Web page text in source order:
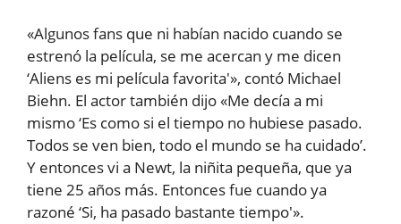
«Algunos fans que ni habían nacido cuando se
estrenó la película, se me acercan y me dicen
‘Aliens es mi película favorita'», contó Michael
Biehn. El actor también dijo «Me decía a mi
mismo ‘Es como si el tiempo no hubiese pasado.
Todos se ven bien, todo el mundo se ha cuidado’.
Y entonces vi a Newt, la niñita pequeña, que ya
tiene 25 años más. Entonces fue cuando ya
razoné ‘Si, ha pasado bastante tiempo'».